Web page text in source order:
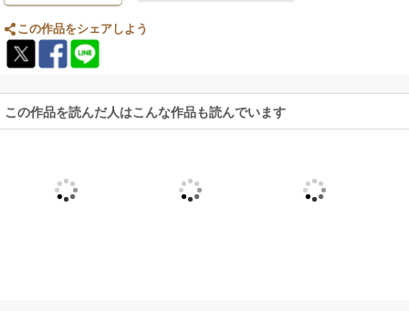
この作品をシェアしよう
この作品を読んだ人はこんな作品も読んでいます